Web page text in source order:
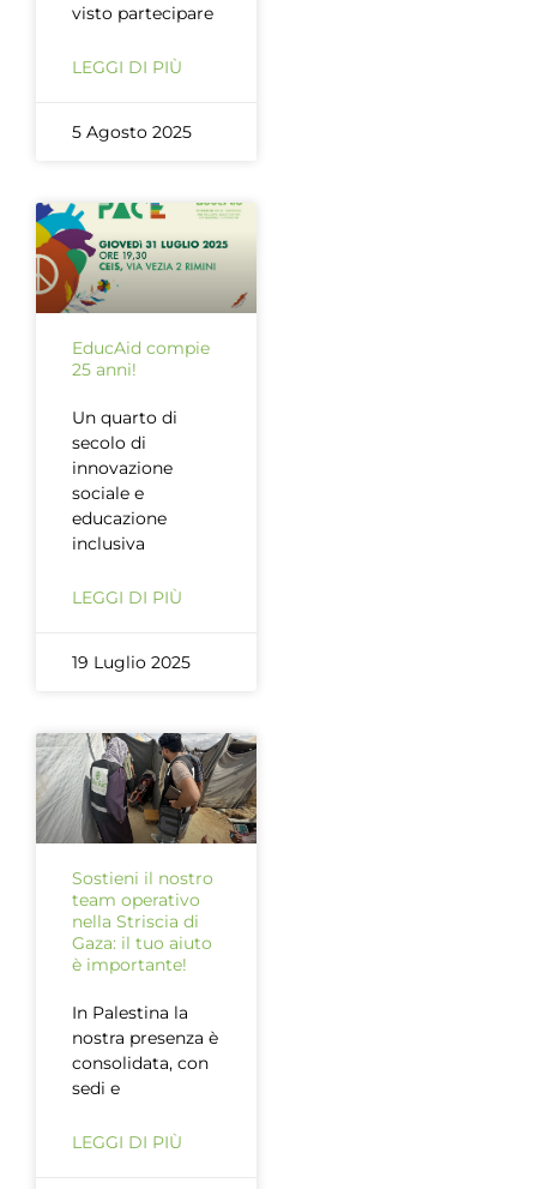
visto partecipare
LEGGI DI PIÙ
5 Agosto 2025
EducAid compie
25 anni!
Un quarto di
secolo di
innovazione
sociale e
educazione
inclusiva
LEGGI DI PIÙ
19 Luglio 2025
Sostieni il nostro
team operativo
nella Striscia di
Gaza: il tuo aiuto
è importante!
In Palestina la
nostra presenza è
consolidata, con
sedi e
LEGGI DI PIÙ